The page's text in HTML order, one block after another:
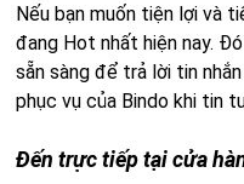
Nếu bạn muốn tiện lợi và
đang Hot nhất hiện nay.
sẵn sàng để trả lời tin
phục vụ của Bindo khi tin
Đến trực tiếp tại cửa